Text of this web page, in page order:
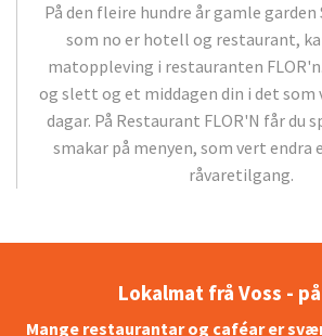
På den fleire hundre år gamle
som no er hotell og restaurant,
matoppleving i restauranten
og slett og et middagen din i det som
dagar. På Restaurant FLOR'N får du
smakar på menyen, som vert endra
råvaretilgang.
Lokalmat frå Voss -
Mange restaurantar og caféar er